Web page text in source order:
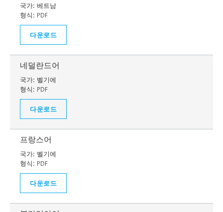
국가: 베트남
형식: PDF
다운로드
네덜란드어
국가: 벨기에
형식: PDF
다운로드
프랑스어
국가: 벨기에
형식: PDF
다운로드